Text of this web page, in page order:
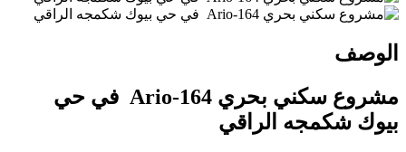
الوصف
مشروع سكني بحري Ario-164 في حي
بيوك شكمجه الراقي